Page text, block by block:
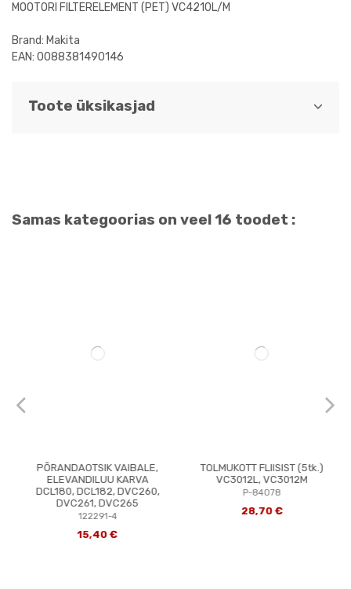
MOOTORI FILTERELEMENT (PET) VC4210L/M
Brand: Makita
EAN: 0088381490146
Toote üksikasjad
Samas kategoorias on veel 16 toodet :
PÕRANDAOTSIK VAIBALE,
ELEVANDILUU KARVA
DCL180, DCL182, DVC260,
DVC261, DVC265
122291-4
15,40 €
TOLMUKOTT FLIISIST (5tk.)
VC3012L, VC3012M
P-84078
28,70 €